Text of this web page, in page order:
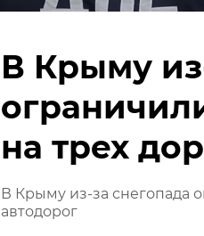
В Крыму
на трех
В Крыму из-за снегопада
автодорог